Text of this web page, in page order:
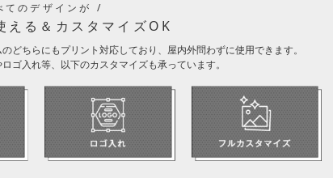
てのデザインが /
える＆カスタマイズOK
どちらにもプリント対応しており、屋内外問わずに使用できます。
ゴ入れ等、以下のカスタマイズも承っています。